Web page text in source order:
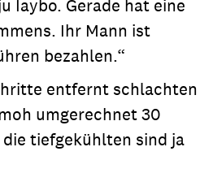
Iaybo. Gerade hat eine
Ihr Mann ist
bezahlen.“
entfernt schlachten
umgerechnet 30
tiefgekühlten sind ja